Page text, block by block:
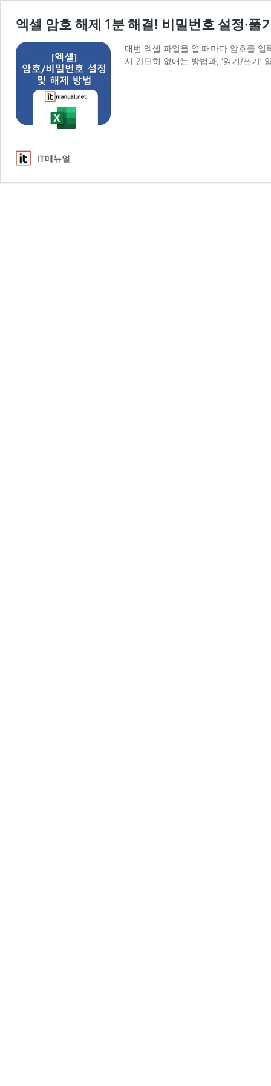
엑셀 암호 해제 1분 해결! 비밀번호 설정·풀
매번 엑셀 파일을 열 때마다 암호를
서 간단히 없애는 방법과, ‘읽기/쓰기’
IT매뉴얼